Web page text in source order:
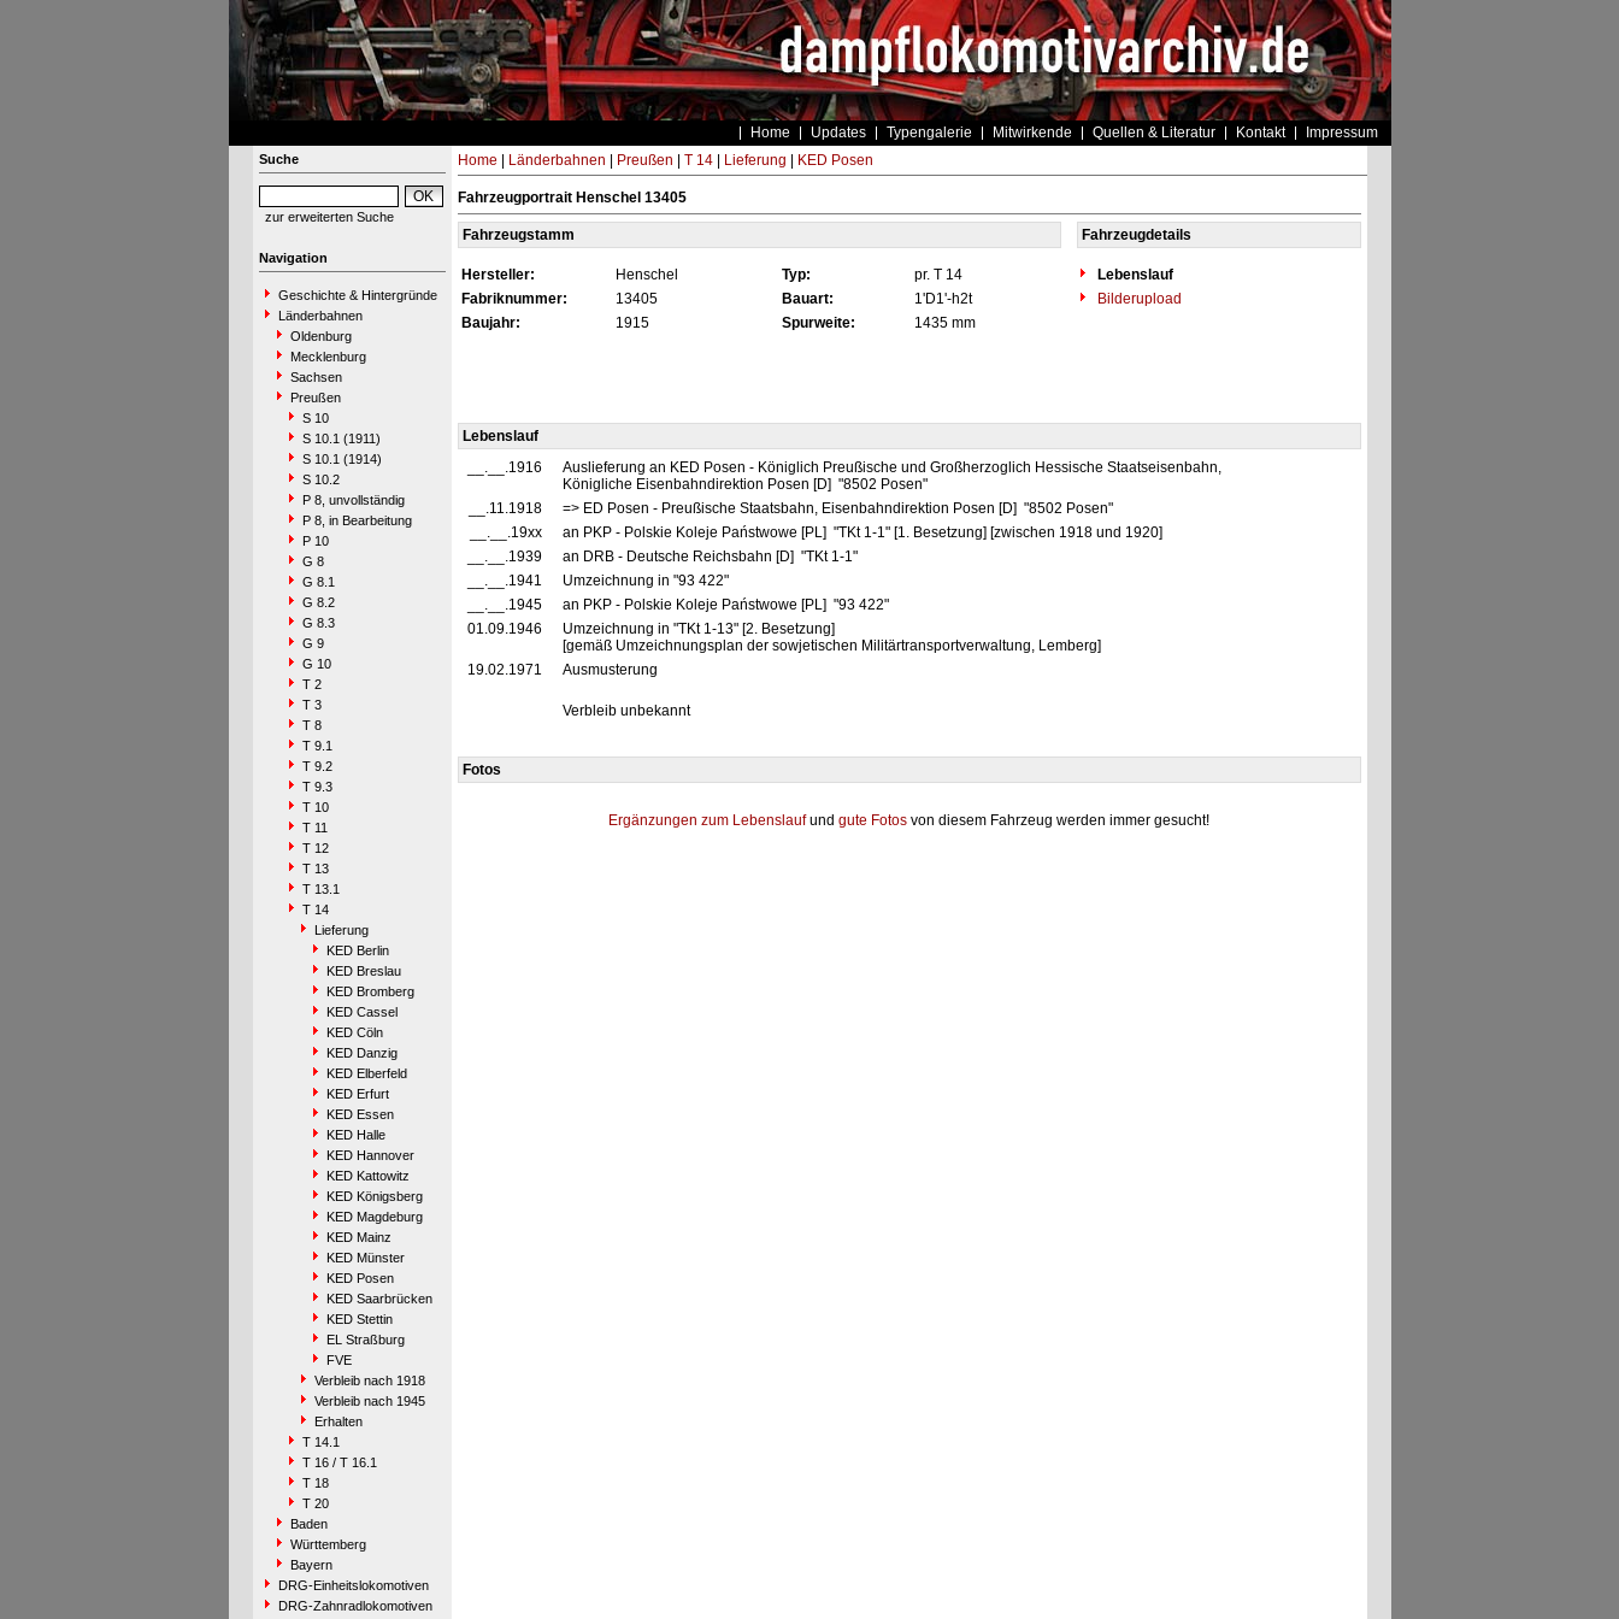
Home Updates Typengalerie Mitwirkende Quellen & Literatur Kontakt Impressum
Suche
zur erweiterten Suche
Navigation
Geschichte & Hintergründe
Länderbahnen
Oldenburg
Mecklenburg
Sachsen
Preußen
S 10
S 10.1 (1911)
S 10.1 (1914)
S 10.2
P 8, unvollständig
P 8, in Bearbeitung
P 10
G 8
G 8.1
G 8.2
G 8.3
G 9
G 10
T 2
T 3
T 8
T 9.1
T 9.2
T 9.3
T 10
T 11
T 12
T 13
T 13.1
T 14
Lieferung
KED Berlin
KED Breslau
KED Bromberg
KED Cassel
KED Cöln
KED Danzig
KED Elberfeld
KED Erfurt
KED Essen
KED Halle
KED Hannover
KED Kattowitz
KED Königsberg
KED Magdeburg
KED Mainz
KED Münster
KED Posen
KED Saarbrücken
KED Stettin
EL Straßburg
FVE
Verbleib nach 1918
Verbleib nach 1945
Erhalten
T 14.1
T 16 / T 16.1
T 18
T 20
Baden
Württemberg
Bayern
DRG-Einheitslokomotiven
DRG-Zahnradlokomotiven
Home Länderbahnen Preußen T 14| Lieferung KED Posen
Fahrzeugportrait Henschel 13405
Fahrzeugstamm Fahrzeugdetails
Hersteller: Henschel Typ: pr. T 14
Lebenslauf
Fabriknummer:
13405 Bauart: 1'D1'-h2t
Bilderupload
Baujahr:
1915 Spurweite: 1435 mm
Lebenslauf
__.__.1916
Auslieferung an KED Posen - Königlich Preußische und Großherzoglich Hessische Staatseisenbahn,
Königliche Eisenbahndirektion Posen [D] "8502 Posen"
__.11.1918
=> ED Posen - Preußische Staatsbahn, Eisenbahndirektion Posen [D] "8502 Posen"
__.__.19xx
an PKP - Polskie Koleje Państwowe [PL] "TKt 1-1" [1. Besetzung] [zwischen 1918 und 1920]
__.__.1939
an DRB - Deutsche Reichsbahn [D] "TKt 1-1"
__.__.1941
Umzeichnung in "93 422"
__.__.1945
an PKP - Polskie Koleje Państwowe [PL] "93 422"
01.09.1946
Umzeichnung in "TKt 1-13" [2. Besetzung]
[gemäß Umzeichnungsplan der sowjetischen Militärtransportverwaltung, Lemberg]
19.02.1971
Ausmusterung
Verbleib unbekannt
Fotos
Ergänzungen zum Lebenslaufund gute Fotos von diesem Fahrzeug werden immer gesucht!